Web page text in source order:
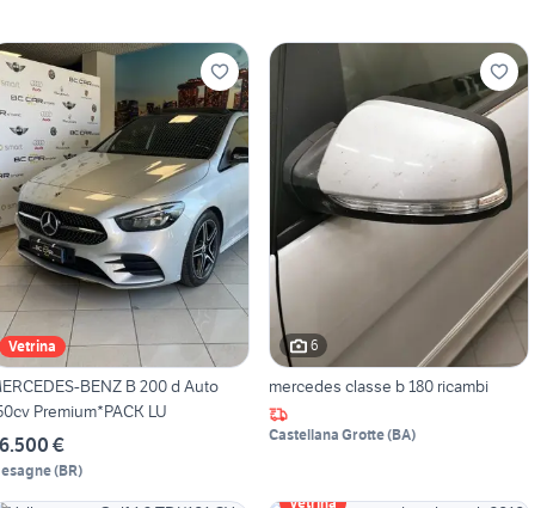
Vetrina
BENZ B 200 d Auto
Premium*PACK LU
€
(BR)
6
mercedes classe b 180 ricambi
Castellana Grotte(BA)
Vetrina